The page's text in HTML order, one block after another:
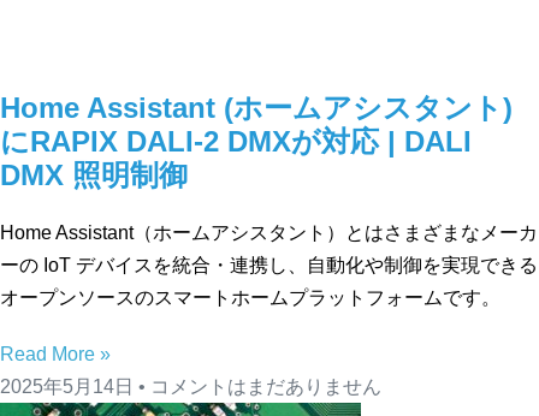
Home Assistant (ホームアシスタント)
にRAPIX DALI-2 DMXが対応 | DALI
DMX 照明制御
Home Assistant（ホームアシスタント）とはさまざまなメーカ
ーの IoT デバイスを統合・連携し、自動化や制御を実現できる
オープンソースのスマートホームプラットフォームです。
Read More »
2025年5月14日
コメントはまだありません